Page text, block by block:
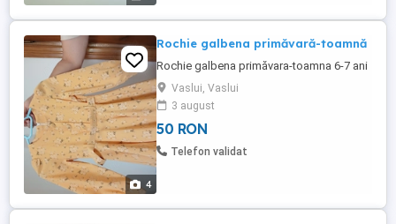
4
Rochie galbena primăvară-toamnă
Rochie galbena primăvara-toamna 6-7 ani
Vaslui, Vaslui
3 august
50 RON
Telefon validat